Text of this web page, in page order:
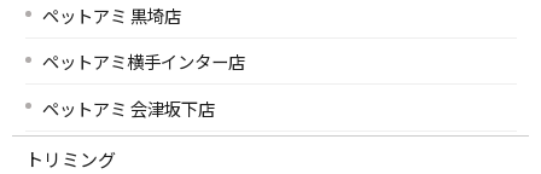
ペットアミ 黒埼店
ペットアミ横手インター店
ペットアミ 会津坂下店
トリミング